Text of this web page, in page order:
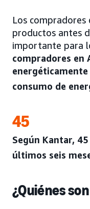
Los
productos antes
importante para
compradores en
consumo de
45
Según Kantar,
últimos seis
¿Quiénes